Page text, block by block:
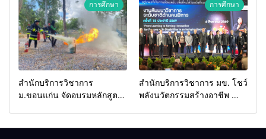
โอกาสธุรกิจครบวงจร ด้วย
ครับ
การศึกษา
สำนักบริการวิชาการ
ม.ขอนแก่น จัดอบรมหลักสูตร
การศึกษา
สำนักบริการวิชาการ มข. โชว์
พลังนวัตกรรมสร้างอาชีพ นำ